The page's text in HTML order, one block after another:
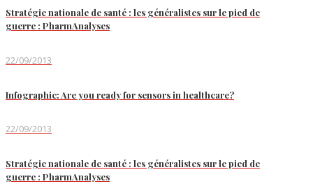
Stratégie nationale de santé : les généralistes sur le pied de
guerre : PharmAnalyses
22/09/2013
Infographic: Are you ready for sensors in healthcare?
22/09/2013
Stratégie nationale de santé : les généralistes sur le pied de
guerre : PharmAnalyses